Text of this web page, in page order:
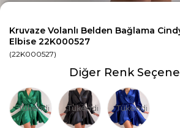
Kruvaze Volanlı Belden Bağlama Cindy
Elbise 22K000527
(22K000527)
Diğer Renk
Tükendi Tükendi Tükendi